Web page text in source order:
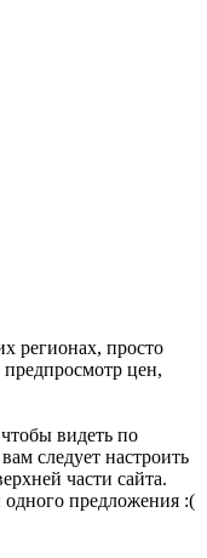
регионах, просто
цен,
видеть по
следует настроить
части сайта.
предложения :(